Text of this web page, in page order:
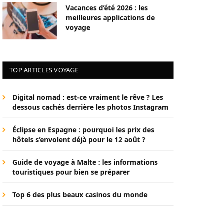
Vacances d’été 2026 : les
meilleures applications de
voyage
TOP ARTICLES VOYAGE
Digital nomad : est-ce vraiment le rêve ? Les
dessous cachés derrière les photos Instagram
Éclipse en Espagne : pourquoi les prix des
hôtels s’envolent déjà pour le 12 août ?
Guide de voyage à Malte : les informations
touristiques pour bien se préparer
Top 6 des plus beaux casinos du monde